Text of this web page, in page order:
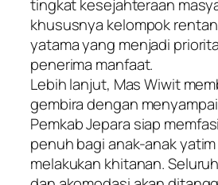
tingkat kesejahteraan
khususnya kelompok
yatama yang menjadi
penerima manfaat.
​Lebih lanjut, Mas Wiwit
gembira dengan
Pemkab Jepara siap
penuh bagi anak-anak
melakukan khitanan.